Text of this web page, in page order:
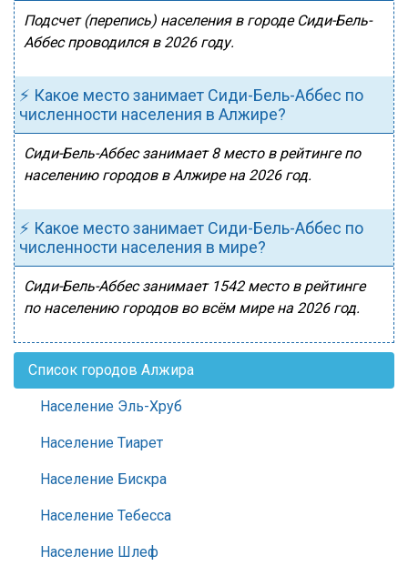
Подсчет (перепись) населения в городе Сиди-Бель-
Аббес проводился в 2026 году.
⚡ Какое место занимает Сиди-Бель-Аббес по
численности населения в Алжире?
Сиди-Бель-Аббес занимает 8 место в рейтинге по
населению городов в Алжире на 2026 год.
⚡ Какое место занимает Сиди-Бель-Аббес по
численности населения в мире?
Сиди-Бель-Аббес занимает 1542 место в рейтинге
по населению городов во всём мире на 2026 год.
Список городов Алжира
Население Эль-Хруб
Население Тиарет
Население Бискра
Население Тебесса
Население Шлеф